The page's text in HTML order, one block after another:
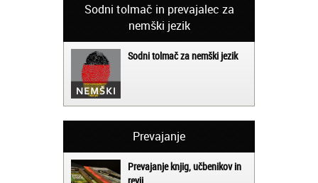
Sodni tolmač in prevajalec za
nemški jezik
Sodni tolmač za nemški jezik
Prevajanje
Prevajanje knjig, učbenikov in
revij